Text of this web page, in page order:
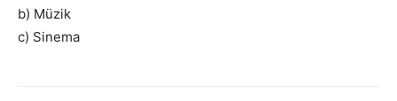
b) Müzik
c) Sinema